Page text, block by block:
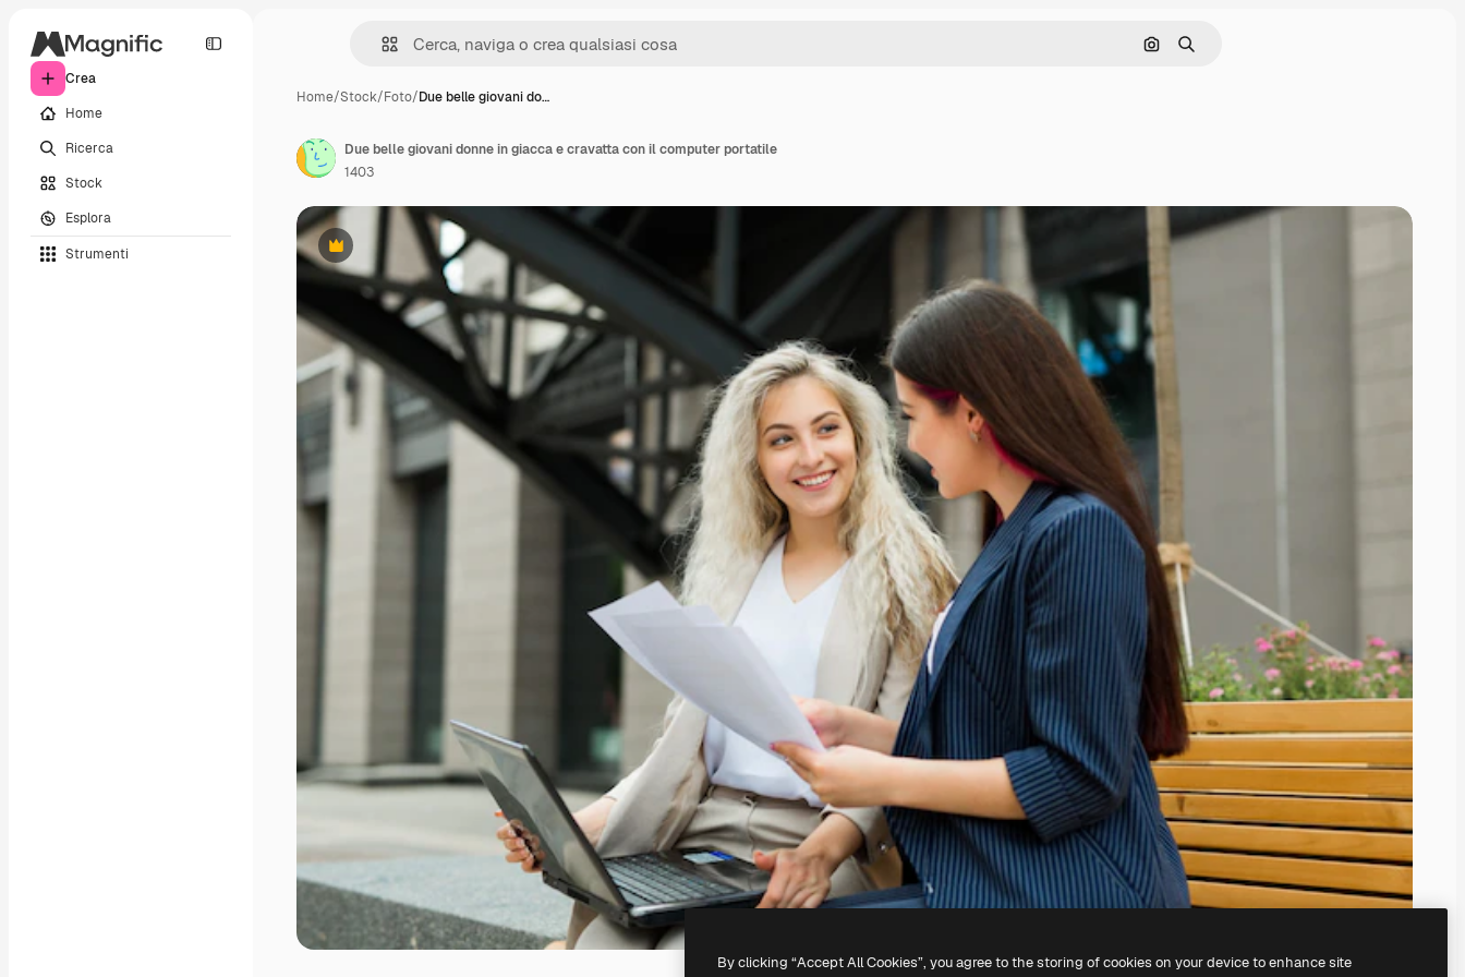
Crea
Home
Ricerca
Stock
Esplora
Strumenti
Cerca per immagine
Ricerca
Home/Stock/Foto/Due belle giovani do…
Premium
Due belle giovani donne in giacca e cravatta con il computer portatile
1403
By clicking “Accept All Cookies”, you agree to the storing of cookies on your device to enhance site